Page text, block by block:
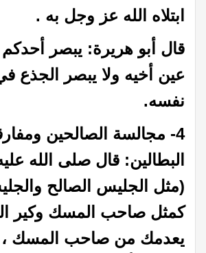
ابتلاه الله عز وجل به .
قال أبو هريرة: يبصر
عين أخيه ولا يبصر الجذع
نفسه.
4- مجالسة الصالحين
البطالين: قال صلى الله
(مثل الجليس الصالح
كمثل صاحب المسك وكير
يعدمك من صاحب المسك ،